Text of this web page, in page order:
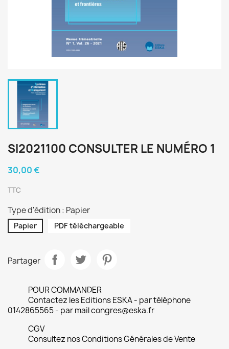
SI2021100 CONSULTER LE NUMÉRO 1
30,00 €
TTC
Type d'édition : Papier
Papier PDF téléchargeable
Partager
POUR COMMANDER
Contactez les Editions ESKA - par téléphone
0142865565 - par mail congres@eska.fr
CGV
Consultez nos Conditions Générales de Vente